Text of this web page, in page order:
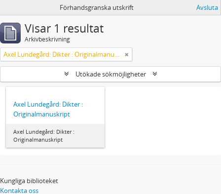
Förhandsgranska utskrift Avsluta
Visar 1 resultat
Arkivbeskrivning
Axel Lundegård: Dikter : Originalmanuskript
Utökade sökmöjligheter
Axel Lundegård: Dikter :
Originalmanuskript
Axel Lundegård: Dikter :
Originalmanuskript
Kungliga biblioteket
Kontakta oss